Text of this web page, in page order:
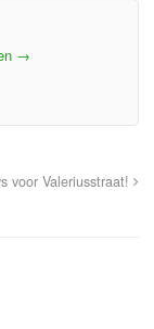
→
voor Valeriusstraat!